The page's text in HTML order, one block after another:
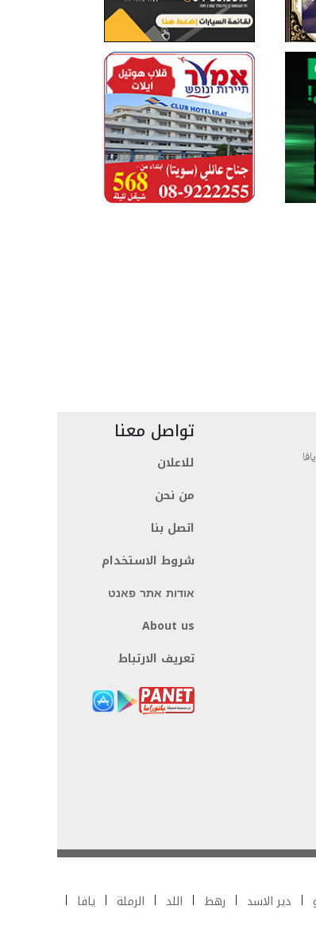
تواصل معنا
للاعلان
من نحن
اتصل بنا
شروط الاستخدام
אודות אתר פאנט
About us
تعريف الارتباط
دير الاسد رهط اللد الرملة يافا